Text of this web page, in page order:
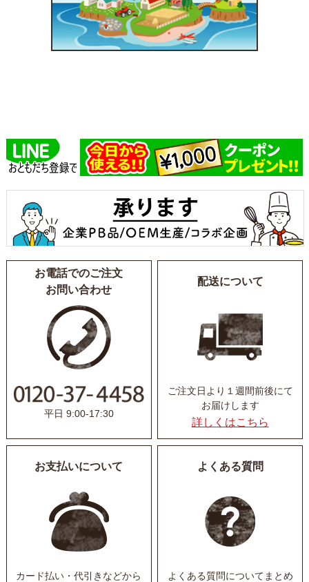
お電話でのご注文
お問い合わせ
平日 9:00-17:30
配送について
ご注文日より１週間前後にて
お届けします
詳しくはこちら
お支払いについて
カード払い・代引きなどから
よくある質問
よくある質問について まとめ